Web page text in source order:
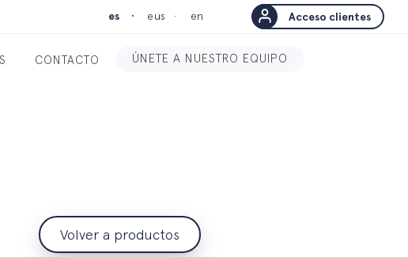
es eus en Acceso clientes
CONTACTO ÚNETE A NUESTRO EQUIPO
Volver a productos